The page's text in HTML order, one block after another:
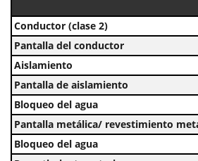
Conductor (clase 2)
Pantalla del conductor
Aislamiento
Pantalla de aislamiento
Bloqueo del agua
Pantalla metálica/ revestimiento
Bloqueo del agua